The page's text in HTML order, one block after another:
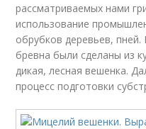
рассматриваемых нами
использование
обрубков деревьев,
бревна были сделаны из
дикая, лесная вешенка.
процесс подготовки